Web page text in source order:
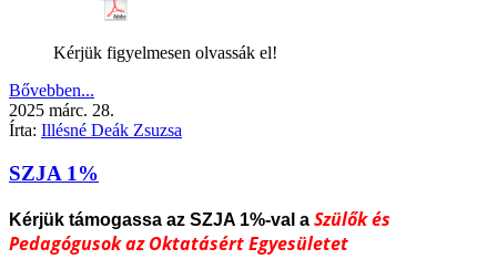
Kérjük figyelmesen olvassák el!
Bővebben...
2025 márc. 28.
Írta: Illésné Deák Zsuzsa
SZJA 1%
Kérjük támogassa az SZJA 1%-val a Szülők és
Pedagógusok az Oktatásért Egyesületet